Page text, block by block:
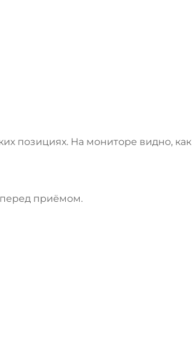
позициях. На мониторе видно, как
приёмом.